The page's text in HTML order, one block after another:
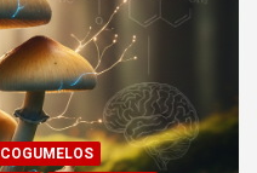
COGUMELOS